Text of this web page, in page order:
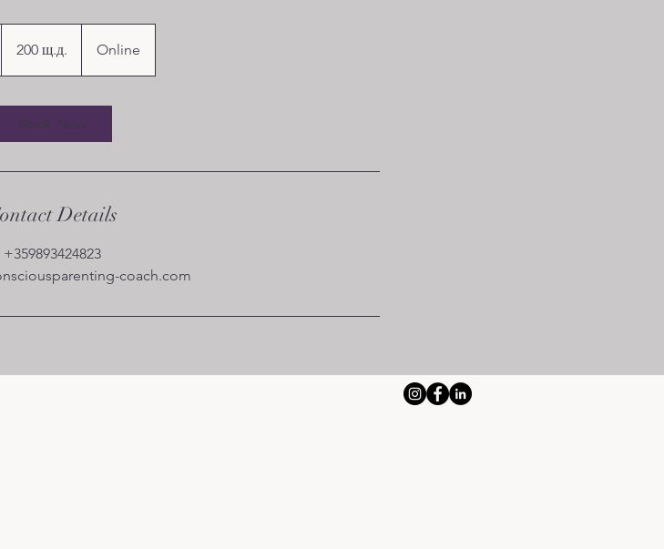
долара
200 щ.д. Online
Book Now
Details
+359893424823
coach.com